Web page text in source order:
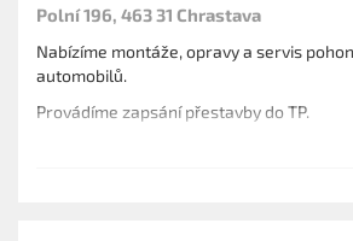
Polní 196, 463 31 Chrastava
Nabízíme montáže, opravy a servis
automobilů.
Provádíme zapsání přestavby do TP.